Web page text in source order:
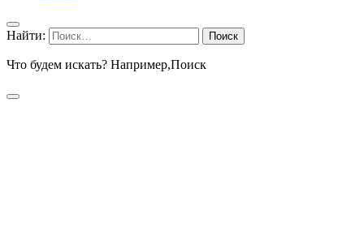
Найти:
Что будем искать? Например,Поиск